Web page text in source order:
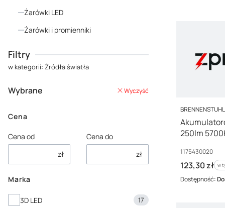
Żarówki LED
Żarówki i promienniki
Filtry
w kategorii: Źródła światła
Wybrane Wyczyść
Cena
Cena od
zł
Cena do
zł
Marka
Marka3D LED 17
PRODUCENT
BRENNENSTUHL
250lm
Kod producenta
1175430020
Cena brutto
123,30 zł w
w
Dostępność: